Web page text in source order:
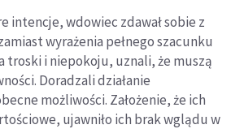
intencje, wdowiec zdawał sobie z
wyrażenia pełnego szacunku
troski i niepokoju, uznali, że muszą
Doradzali działanie
możliwości. Założenie, że ich
ujawniło ich brak wglądu w